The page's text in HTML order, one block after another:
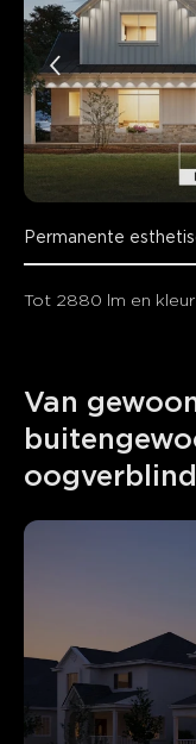
Permanente
Tot 2880 lm en
Van